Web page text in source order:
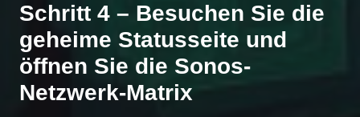
Schritt 4 – Besuchen Sie die
geheime Statusseite und
öffnen Sie die Sonos-
Netzwerk-Matrix